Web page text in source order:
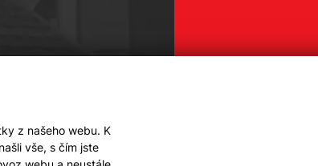
z našeho webu. K
vše, s čím jste